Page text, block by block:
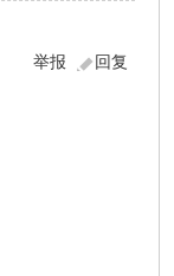
回复
举报